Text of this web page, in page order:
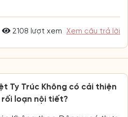
2108 lượt xem Xem câu trả lời
Ty Trúc Không có cải thiện
loạn nội tiết?